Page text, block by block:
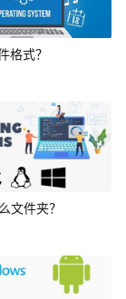
格式？
文件夹？